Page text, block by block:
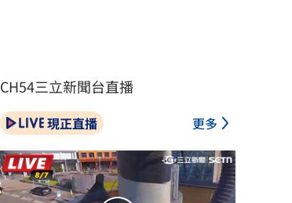
CH54三立新聞台直播
現正直播 更多